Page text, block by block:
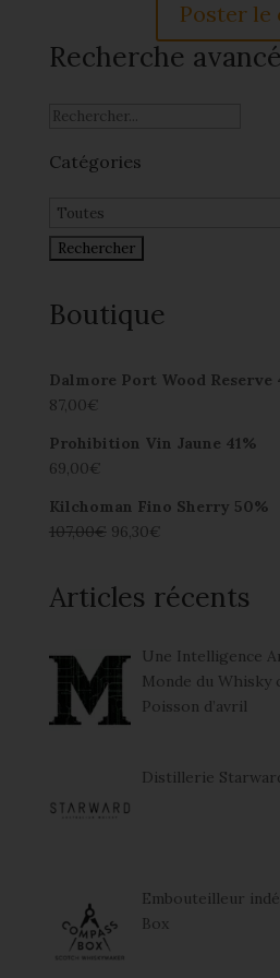
Recherche
Catégories
Boutique
Dalmore Port Wood Reserve
87,00€
Prohibition Vin Jaune 41%
69,00€
Kilchoman Fino Sherry 50%
107,00€ 96,30€
Articles récents
Une Intelligence
Monde du Whisky
Poisson d’avril
Distillerie
Embouteilleur
Box